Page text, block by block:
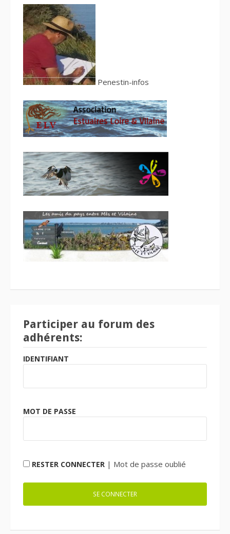
Penestin-infos
Participer au forum des
adhérents:
IDENTIFIANT
MOT DE PASSE
RESTER CONNECTER | Mot de passe oublié